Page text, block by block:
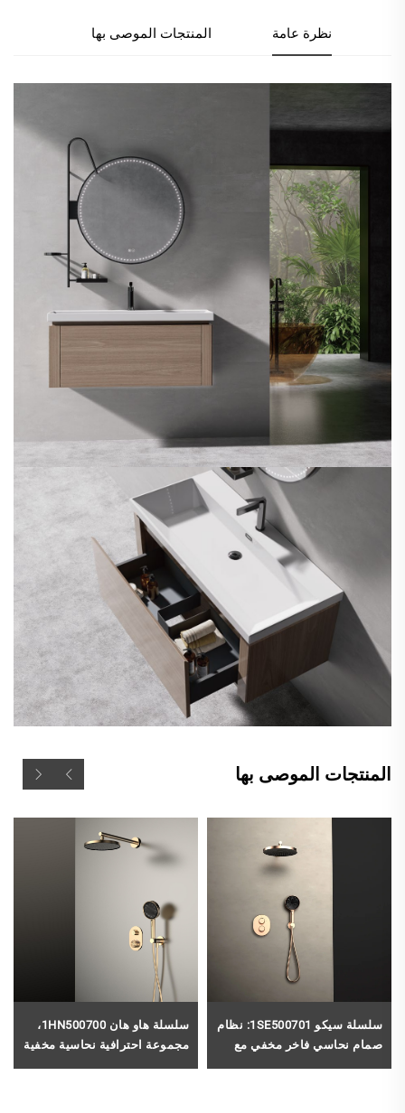
نظرة عامة المنتجات الموصى بها
المنتجات الموصى بها
سلسلة سيكو 1SE500701: نظام
صمام نحاسي فاخر مخفي مع
سلسلة هاو هان 1HN500700،
مجموعة احترافية نحاسية مخفية